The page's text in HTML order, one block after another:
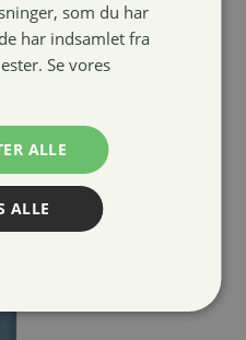
som du har
har indsamlet fra
Se vores
ALLE
ALLE